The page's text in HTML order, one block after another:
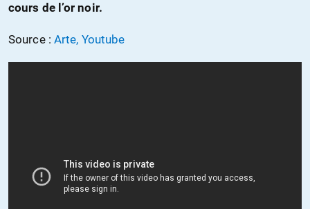
cours de l’or noir.
Source : Arte, Youtube